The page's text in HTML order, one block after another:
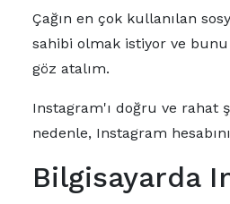
Çağın en çok kullanılan
sahibi olmak istiyor ve bunu
göz atalım.
Instagram'ı doğru ve rahat
nedenle, Instagram
Bilgisayarda